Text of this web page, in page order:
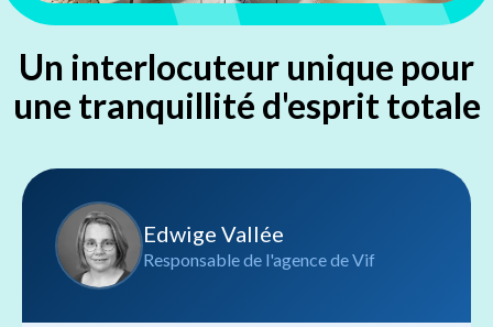
Un interlocuteur unique pour
une tranquillité d'esprit totale
Edwige Vallée
Responsable de l'agence de Vif